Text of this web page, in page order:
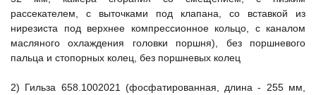
рассекателем, с выточками под клапана, со вставкой из
нирезиста под верхнее компрессионное кольцо, с каналом
масляного охлаждения головки поршня), без поршневого
пальца и стопорных колец, без поршневых колец
2) Гильза 658.1002021 (фосфатированная, длина - 255 мм,